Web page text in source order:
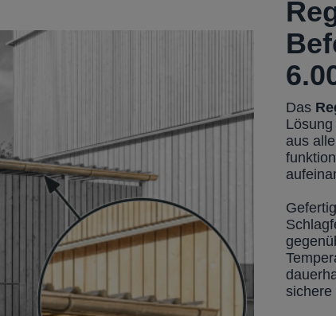
Das
aus